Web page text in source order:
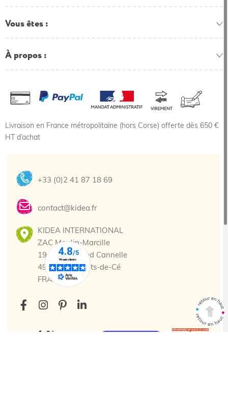
Vous êtes
À propos
Livraison en France métropolitaine (hors Corse) offerte dès 650 €
HT d’achat
+33 (0)2 41 87 18 69
contact@kidea.fr
KIDEA INTERNATIONAL
ZAC Moulin-Marcille
19 Rue Edmond Cannelle
49130 Les Ponts-de-Cé
FRANCE